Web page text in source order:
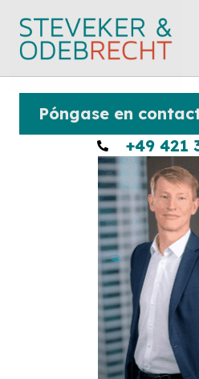
Póngase en
+49 421